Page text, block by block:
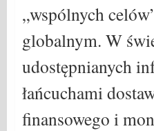
„wspólnych
globalnym. W
udostępnianych
łańcuchami
finansowego i